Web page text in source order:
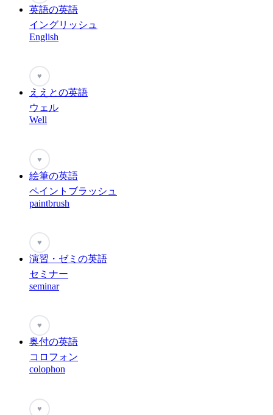
英語の英語
イングリッシュ
English
♥
ええとの英語
ウェル
Well
♥
絵筆の英語
ペイントブラッシュ
paintbrush
♥
演習・ゼミの英語
セミナー
seminar
♥
奥付の英語
コロフォン
colophon
♥